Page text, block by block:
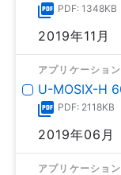
PDF: 1348KB
2019年11月
アプリケーショ
U-MOSⅨ-H
PDF: 2118KB
2019年06月
アプリケーショ